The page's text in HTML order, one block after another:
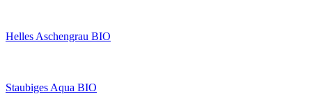
Helles Aschengrau BIO
Staubiges Aqua BIO